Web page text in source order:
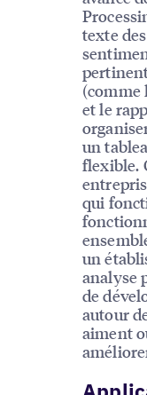
texte
(comme
et le
un
flexible.
qui
un
analyse
de
autour
aiment